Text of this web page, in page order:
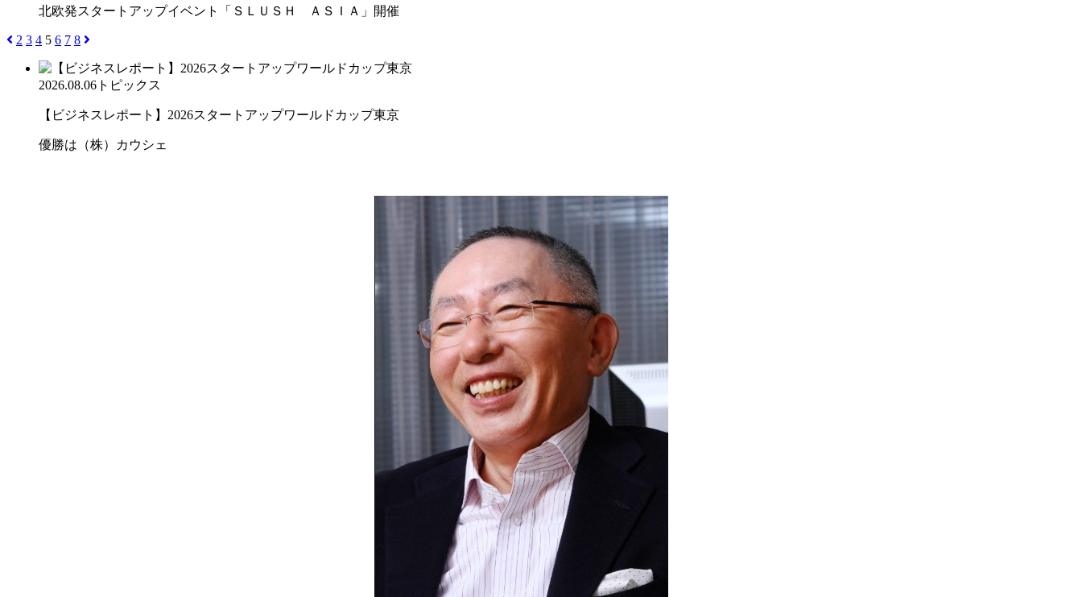
北欧発スタートアップイベント「ＳＬＵＳＨ ＡＳＩＡ」開催
2 3 4 5 6 7 8
2026.08.06 トピックス
【ビジネスレポート】2026スタートアップワールドカップ東京
優勝は（株）カウシェ